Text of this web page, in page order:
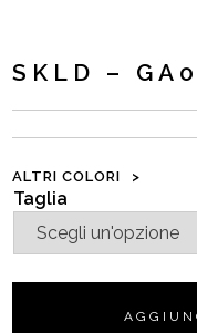
SKLD –
ALTRI COLORI
Taglia